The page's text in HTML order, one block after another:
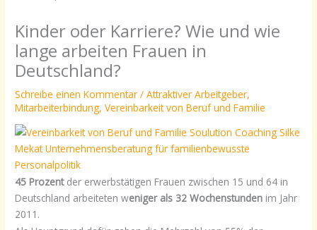
Kinder oder Karriere? Wie und wie
lange arbeiten Frauen in
Deutschland?
Schreibe einen Kommentar /Attraktiver Arbeitgeber,
Mitarbeiterbindung,Vereinbarkeit von Beruf und Familie
45 Prozentder erwerbstätigen Frauen zwischen 15 und 64 in
Deutschland arbeiteten weniger als 32 Wochenstunden im Jahr
2011.